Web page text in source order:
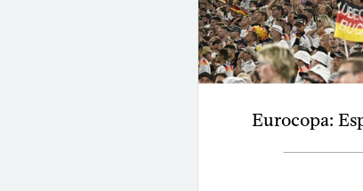
Eurocopa: